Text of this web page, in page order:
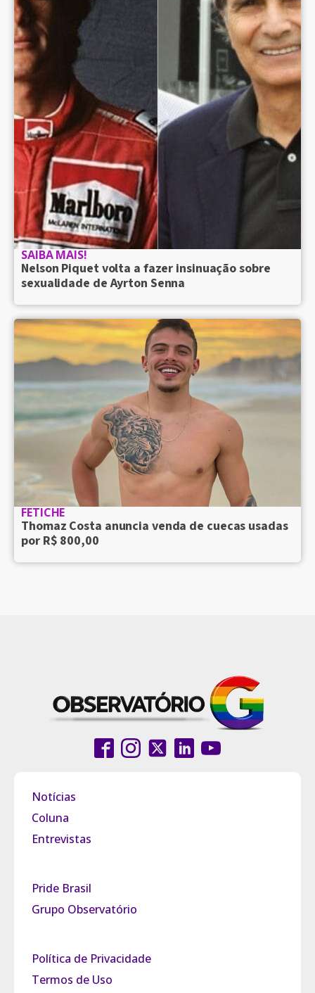
SAIBA MAIS!
Nelson Piquet volta a fazer insinuação sobre
sexualidade de Ayrton Senna
FETICHE
Thomaz Costa anuncia venda de cuecas usadas
por R$ 800,00
Notícias
Coluna
Entrevistas
Pride Brasil
Grupo Observatório
Política de Privacidade
Termos de Uso